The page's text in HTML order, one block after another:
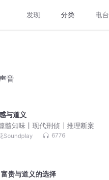
发现 分类 电台
音
与道义
髓知味丨现代刑侦丨推理断案
Soundplay 6776
贵与道义的选择